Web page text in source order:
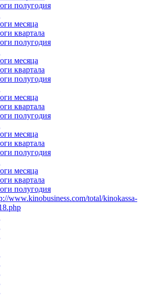
полугодия
месяца
квартала
полугодия
месяца
квартала
полугодия
месяца
квартала
полугодия
месяца
квартала
полугодия
месяца
квартала
полугодия
www.kinobusiness.com/total/kinokassa-